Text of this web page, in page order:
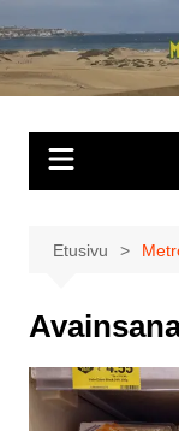
sisältöön
Etusivu